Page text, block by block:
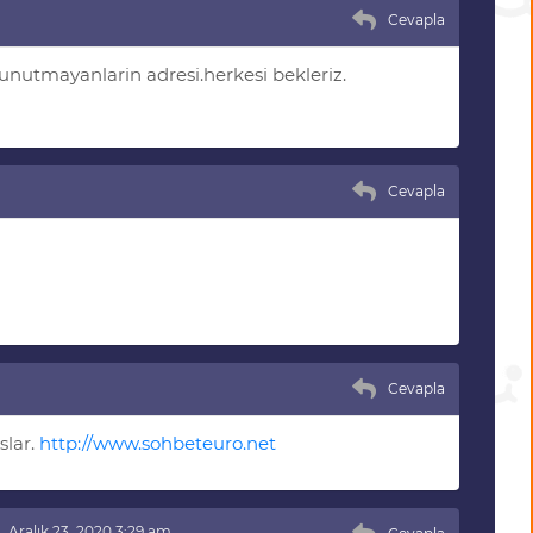
Cevapla
adresi.herkesi bekleriz.
Cevapla
Cevapla
http://www.sohbeteuro.net